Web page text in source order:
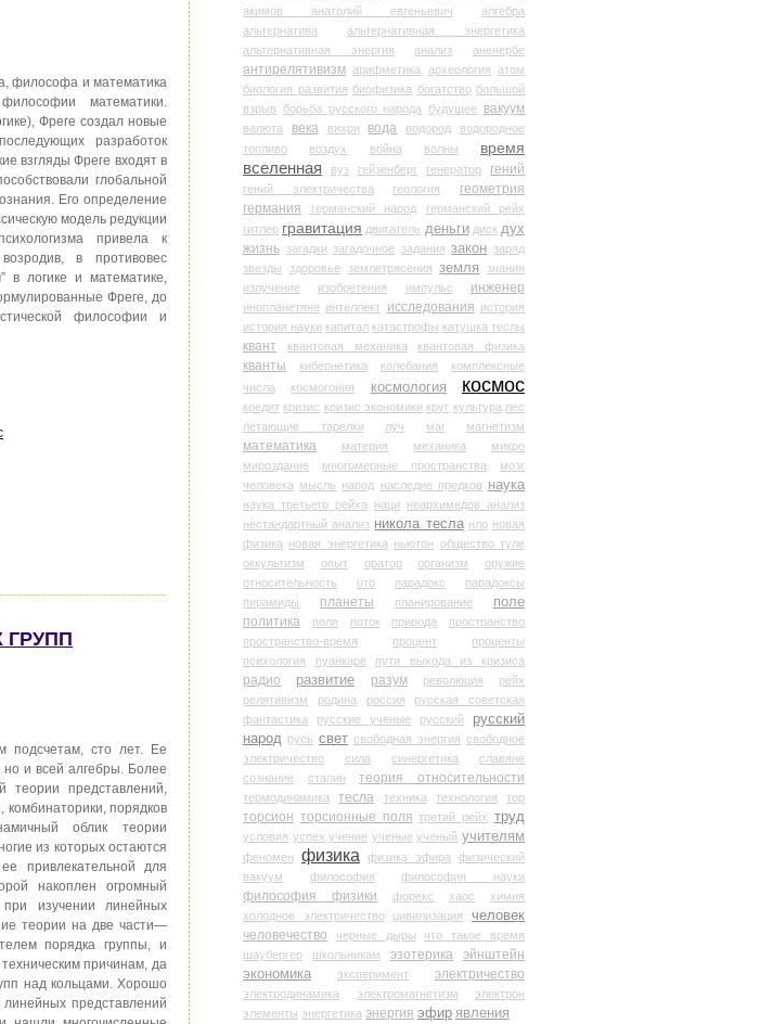
философа и математика
математики.
Фреге создал новые
разработок
взгляды Фреге входят в
глобальной
Его определение
модель редукции
привела к
в противовес
в логике и математике,
Фреге, до
философии и
ГРУПП
подсчетам, сто лет. Ее
но и всей алгебры. Более
представлений,
комбинаторики, порядков
облик теории
из которых остаются
привлекательной для
накоплен огромный
изучении линейных
теории на две части—
порядка группы, и
причинам, да
над кольцами. Хорошо
представлений
акимов анатолий евгеньевич
алгебра
альтернатива
альтернативная энергетика
альтернативная энергия
анализ аненербе
антирелятивизм арифметика археология атом
биология развития биофизика богатство большой
взрыв
борьба русского народа будущее вакуум
валюта века вихри вода водород
водородное
топливо
воздух война волны
время
вселенная
вуз гейзенберг генератор гений
гений электричества геология
геометрия
германия
германский народ
германский рейх
гитлер гравитация двигатель деньги диск дух
жизнь загадки загадочное задания закон заряд
звезды
здоровье землетрясения земля
знания
излучение
изобретения импульс инженер
инопланетяне интеллект исследования история
история науки капитал катастрофы катушка теслы
квант квантовая механика квантовая физика
кванты кибернетика колебания
комплексные
числа
космогония космология космос
кредит кризис кризис экономики круг культура лес
летающие тарелки
луч маг магнетизм
математика материя механика
микро
мироздание
многомерные пространства
мозг
человека мысль народ наследие предков наука
наука третьего рейха наци
неархимедов анализ
нестандартный анализ никола тесла нло новая
физика новая энергетика ньютон общество туле
оккультизм
опыт оратор организм
оружие
относительность
ото парадокс
парадоксы
пирамиды
планеты планирование
поле
политика
поля поток природа
пространство
пространство-время
процент
проценты
психология
пуанкаре пути выхода из кризиса
радио развитие разум революция
рейх
релятивизм
родина россия
русская советская
фантастика
русские ученые русский
русский
народ русь свет свободная энергия свободное
электричество
сила синергетика
славяне
сознание
сталин теория относительности
термодинамика тесла техника технология тор
торсион торсионные поля третий рейх труд
условия успех учение ученые ученый учителям
феномен физика физика эфира
физический
вакуум
философия философия науки
философия физики форекс хаос
химия
холодное электричество
цивилизация человек
человечество черные дыры
что такое время
шаубергер
школьникам эзотерика
эйнштейн
экономика
эксперимент электричество
электродинамика электромагнетизм
электрон
элементы энергетика энергия эфир явления